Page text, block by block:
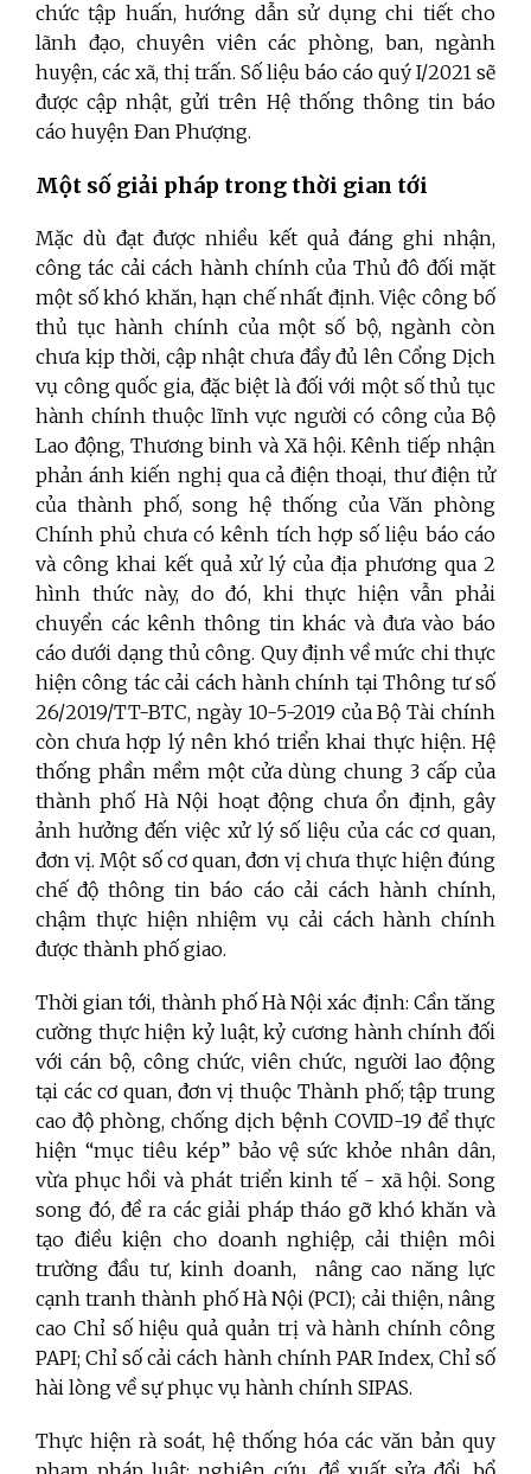
chức tập huấn, hướng dẫn sử dụng chi tiết cho
lãnh đạo, chuyên viên các phòng, ban, ngành
huyện, các xã, thị trấn. Số liệu báo cáo quý I/2021 sẽ
được cập nhật, gửi trên Hệ thống thông tin báo
cáo huyện Đan Phượng.
Một số giải pháp trong thời gian tới
Mặc dù đạt được nhiều kết quả đáng ghi nhận,
công tác cải cách hành chính của Thủ đô đối mặt
một số khó khăn, hạn chế nhất định. Việc công bố
thủ tục hành chính của một số bộ, ngành còn
chưa kịp thời, cập nhật chưa đầy đủ lên Cổng Dịch
vụ công quốc gia, đặc biệt là đối với một số thủ tục
hành chính thuộc lĩnh vực người có công của Bộ
Lao động, Thương binh và Xã hội. Kênh tiếp nhận
phản ánh kiến nghị qua cả điện thoại, thư điện tử
của thành phố, song hệ thống của Văn phòng
Chính phủ chưa có kênh tích hợp số liệu báo cáo
và công khai kết quả xử lý của địa phương qua 2
hình thức này, do đó, khi thực hiện vẫn phải
chuyển các kênh thông tin khác và đưa vào báo
cáo dưới dạng thủ công. Quy định về mức chi thực
hiện công tác cải cách hành chính tại Thông tư số
26/2019/TT-BTC, ngày 10-5-2019 của Bộ Tài chính
còn chưa hợp lý nên khó triển khai thực hiện. Hệ
thống phần mềm một cửa dùng chung 3 cấp của
thành phố Hà Nội hoạt động chưa ổn định, gây
ảnh hưởng đến việc xử lý số liệu của các cơ quan,
đơn vị. Một số cơ quan, đơn vị chưa thực hiện đúng
chế độ thông tin báo cáo cải cách hành chính,
chậm thực hiện nhiệm vụ cải cách hành chính
được thành phố giao.
Thời gian tới, thành phố Hà Nội xác định: Cần tăng
cường thực hiện kỷ luật, kỷ cương hành chính đối
với cán bộ, công chức, viên chức, người lao động
tại các cơ quan, đơn vị thuộc Thành phố; tập trung
cao độ phòng, chống dịch bệnh COVID-19 để thực
hiện “mục tiêu kép” bảo vệ sức khỏe nhân dân,
vừa phục hồi và phát triển kinh tế - xã hội. Song
song đó, đề ra các giải pháp tháo gỡ khó khăn và
tạo điều kiện cho doanh nghiệp, cải thiện môi
trường đầu tư, kinh doanh, nâng cao năng lực
cạnh tranh thành phố Hà Nội (PCI); cải thiện, nâng
cao Chỉ số hiệu quả quản trị và hành chính công
PAPI; Chỉ số cải cách hành chính PAR Index, Chỉ số
hài lòng về sự phục vụ hành chính SIPAS.
Thực hiện rà soát, hệ thống hóa các văn bản quy